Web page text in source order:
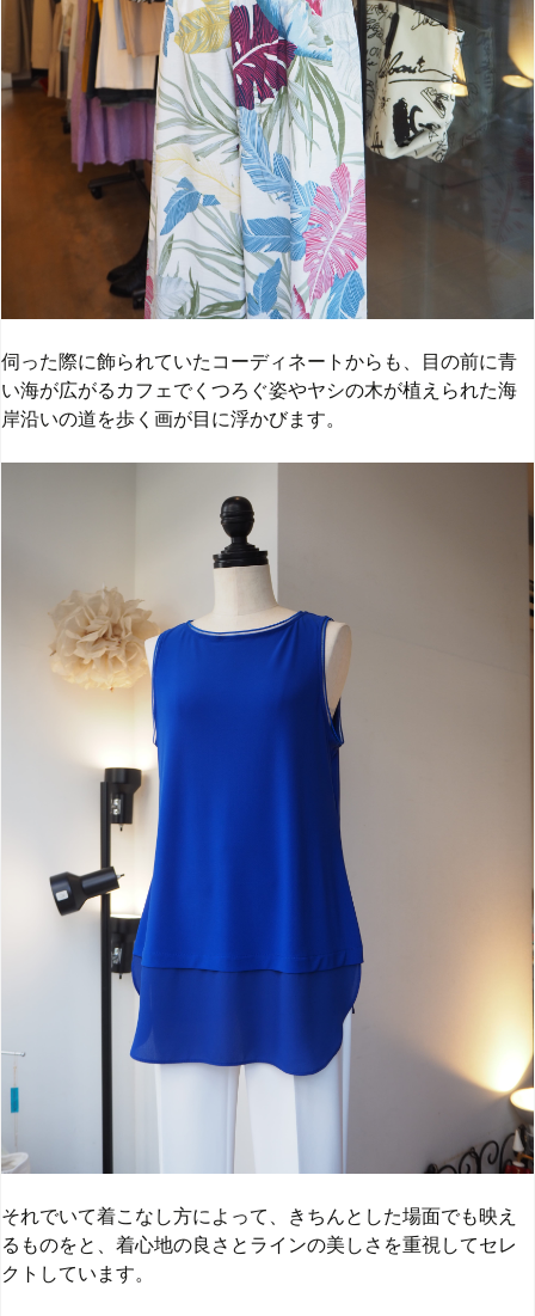
伺った際に飾られていたコーディネートからも、目の前に青
い海が広がるカフェでくつろぐ姿やヤシの木が植えられた海
岸沿いの道を歩く画が目に浮かびます。
それでいて着こなし方によって、きちんとした場面でも映え
るものをと、着心地の良さとラインの美しさを重視してセレ
クトしています。